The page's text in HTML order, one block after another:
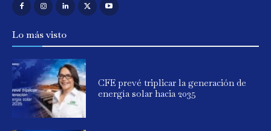
Lo más visto
CFE prevé triplicar la generación de
energía solar hacia 2035